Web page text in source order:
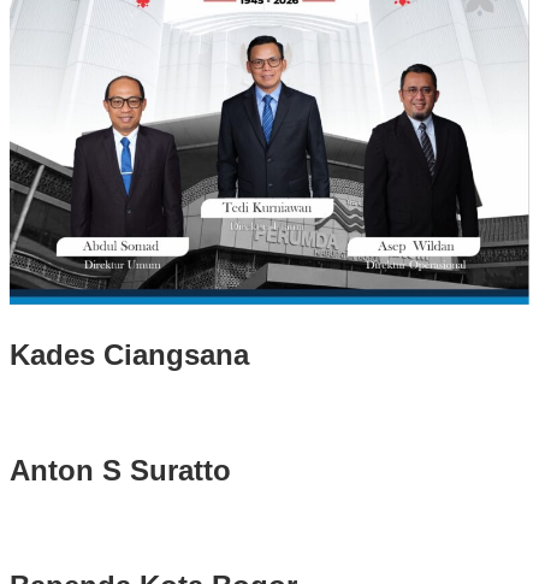
Kades Ciangsana
Anton S Suratto